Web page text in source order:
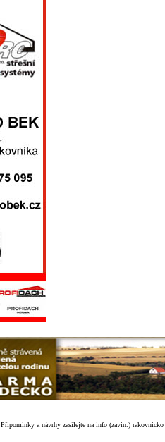
Připomínky a návrhy zasílejte na info (zavin.) rakovnicko